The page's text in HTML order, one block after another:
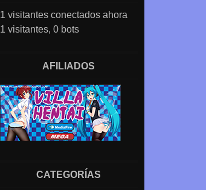
1 visitantes conectados ahora
1 visitantes, 0 bots
AFILIADOS
CATEGORÍAS